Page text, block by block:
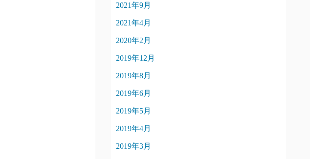
2021年9月
2021年4月
2020年2月
2019年12月
2019年8月
2019年6月
2019年5月
2019年4月
2019年3月